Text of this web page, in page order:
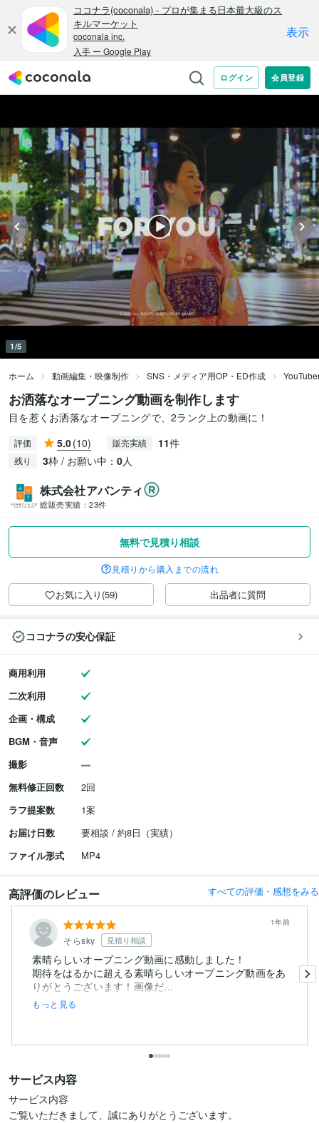
1/5
ホーム 動画編集・映像制作 SNS・メディア用OP・ED作成
お洒落なオープニング動画を制作します
目を惹くお洒落なオープニングで、2ランク上の動画に！
評価 5.0(10) 販売実績 11件
残り 3枠 / お願い中： 0人
株式会社アバンティ
総販売実績： 23件
無料で見積り相談
見積りから購入までの流れ
お気に入り(59) 出品者に質問
ココナラの安心保証
商用利用
二次利用
企画・構成
BGM・音声
撮影
無料修正回数
2回
ラフ提案数
1案
お届け日数
要相談 / 約8日（実績）
ファイル形式
MP4
高評価のレビュー すべての評価・感想をみる
そらsky 見積り相談
1年前
素晴らしいオープニング動画に感動しました！
期待をはるかに超える素晴らしいオープニング動画をあ
りがとうございます！画像だ...
もっと見る
サービス内容
サービス内容
ご覧いただきまして、誠にありがとうございます。